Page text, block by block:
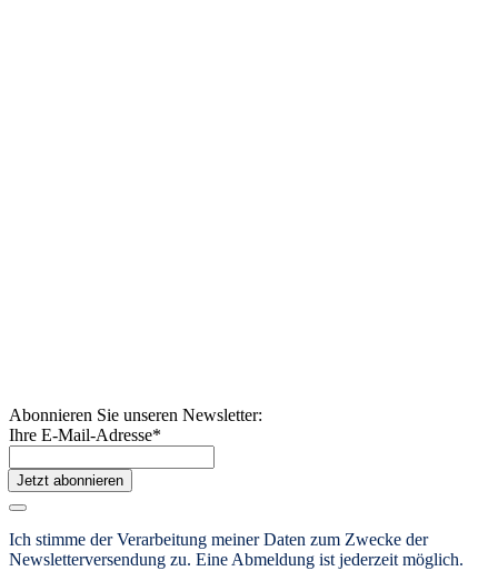
Abonnieren Sie unseren Newsletter:
Ihre E-Mail-Adresse*
Jetzt abonnieren
Ich stimme der Verarbeitung meiner Daten zum Zwecke der
Newsletterversendung zu. Eine Abmeldung ist jederzeit möglich.